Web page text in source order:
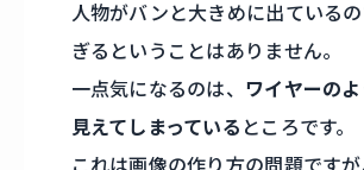
人物がバンと大きめに出ている
ぎるということはありません。
一点気になるのは、 ワイヤーの
見えてしまっている ところです。